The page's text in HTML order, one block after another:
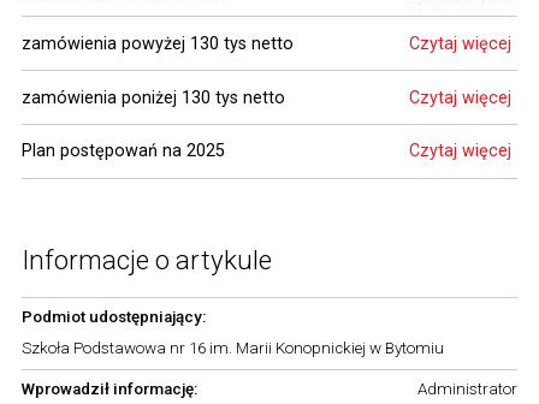
zamówienia powyżej 130 tys netto Czytaj więcej
zamówienia poniżej 130 tys netto Czytaj więcej
Plan postępowań na 2025 Czytaj więcej
Informacje o artykule
Podmiot udostępniający:
Szkoła Podstawowa nr 16 im. Marii Konopnickiej w Bytomiu
Wprowadził informację: Administrator